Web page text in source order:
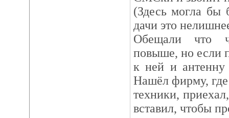
(Здесь могла
дачи это
Обещали что
повыше, но если
к ней и
Нашёл фирму, где
техники,
вставил, чтобы